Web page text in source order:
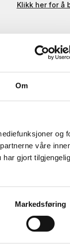
Om
og
våre
har gjort
Markedsføring
Klikk her for å